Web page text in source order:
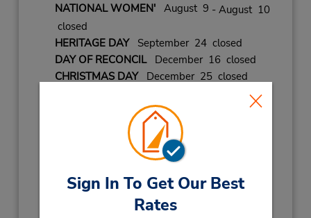
Sign In To Get Our Best
Rates
NATIONAL WOMEN'August 9 - August 10
closed
HERITAGE DAYSeptember 24 closed
DAY OF RECONCILDecember 16 closed
CHRISTMAS DAYDecember 25 closed
December 26 closed
NEW YEAR'S DAY
January 1 closed
HUMAN RIGHTS DAMarch 21
closed
GOOD FRIDAY
March 29 closed